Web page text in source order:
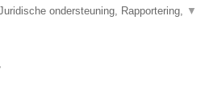
ondersteuning, Rapportering, ▼